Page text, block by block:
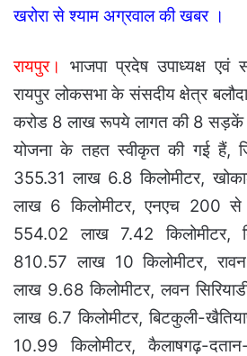
खरोरा से श्याम अग्रवाल की खबर ।
रायपुर।
भाजपा प्रदेष उपाध्यक्ष एवं
रायपुर लोकसभा के संसदीय क्षेत्र
करोड 8 लाख रूपये लागत की 8 सड़कें
योजना के तहत स्वीकृत की गई हैं,
355.31 लाख 6.8 किलोमीटर,
लाख 6 किलोमीटर, एनएच 200 से
554.02 लाख 7.42 किलोमीटर,
810.57 लाख 10 किलोमीटर,
लाख 9.68 किलोमीटर, लवन
लाख 6.7 किलोमीटर, बिटकुली-
10.99 किलोमीटर, कैलाषगढ़-